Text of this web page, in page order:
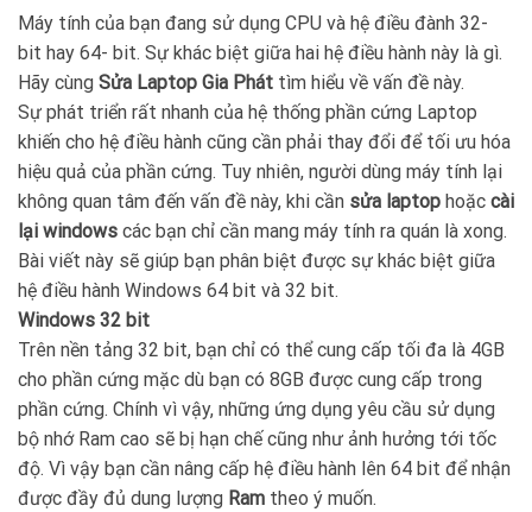
Máy tính của bạn đang sử dụng CPU và hệ điều đành 32-
bit hay 64- bit. Sự khác biệt giữa hai hệ điều hành này là gì.
Hãy cùng Sửa Laptop Gia Phát tìm hiểu về vấn đề này.
Sự phát triển rất nhanh của hệ thống phần cứng Laptop
khiến cho hệ điều hành cũng cần phải thay đổi để tối ưu hóa
hiệu quả của phần cứng. Tuy nhiên, người dùng máy tính lại
không quan tâm đến vấn đề này, khi cần sửa laptop hoặc cài
lại windows các bạn chỉ cần mang máy tính ra quán là xong.
Bài viết này sẽ giúp bạn phân biệt được sự khác biệt giữa
hệ điều hành Windows 64 bit và 32 bit.
Windows 32 bit
Trên nền tảng 32 bit, bạn chỉ có thể cung cấp tối đa là 4GB
cho phần cứng mặc dù bạn có 8GB được cung cấp trong
phần cứng. Chính vì vậy, những ứng dụng yêu cầu sử dụng
bộ nhớ Ram cao sẽ bị hạn chế cũng như ảnh hưởng tới tốc
độ. Vì vậy bạn cần nâng cấp hệ điều hành lên 64 bit để nhận
được đầy đủ dung lượng Ram theo ý muốn.